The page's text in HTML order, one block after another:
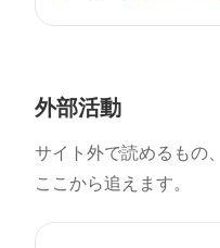
外部活動
サイト外で読めるもの
ここから追えます。